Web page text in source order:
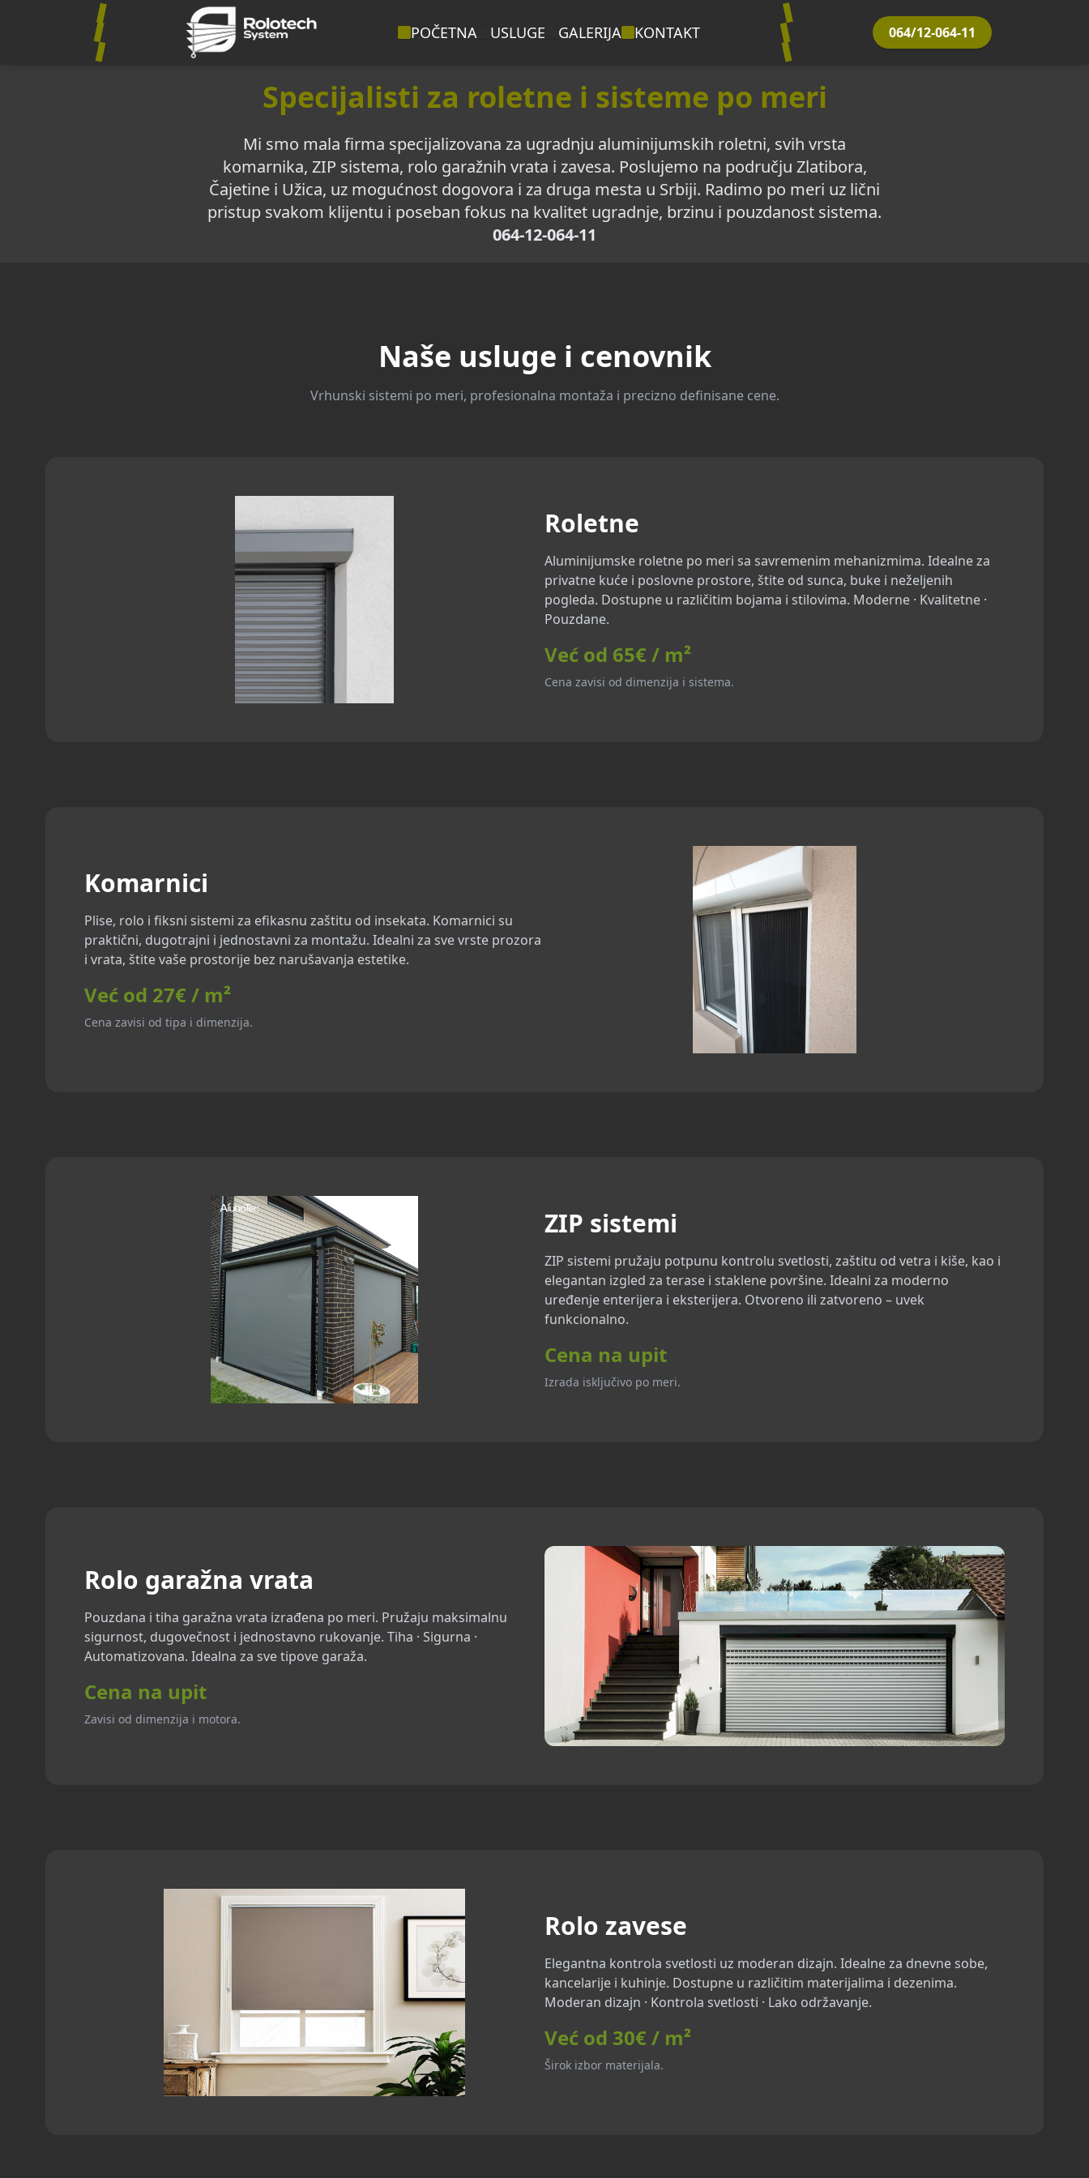
POČETNA USLUGE GALERIJA KONTAKT 064/12-064-11
Specijalisti za roletne i sisteme po meri
Mi smo mala firma specijalizovana za ugradnju aluminijumskih roletni, svih vrsta
komarnika, ZIP sistema, rolo garažnih vrata i zavesa. Poslujemo na području Zlatibora,
Čajetine i Užica, uz mogućnost dogovora i za druga mesta u Srbiji. Radimo po meri uz lični
pristup svakom klijentu i poseban fokus na kvalitet ugradnje, brzinu i pouzdanost sistema.
064-12-064-11
Naše usluge i cenovnik
Vrhunski sistemi po meri, profesionalna montaža i precizno definisane cene.
Roletne
Aluminijumske roletne po meri sa savremenim mehanizmima. Idealne za
privatne kuće i poslovne prostore, štite od sunca, buke i neželjenih
pogleda. Dostupne u različitim bojama i stilovima. Moderne · Kvalitetne ·
Pouzdane.
Već od 65€ / m²
Cena zavisi od dimenzija i sistema.
Komarnici
Plise, rolo i fiksni sistemi za efikasnu zaštitu od insekata. Komarnici su
praktični, dugotrajni i jednostavni za montažu. Idealni za sve vrste prozora
i vrata, štite vaše prostorije bez narušavanja estetike.
Već od 27€ / m²
Cena zavisi od tipa i dimenzija.
ZIP sistemi
ZIP sistemi pružaju potpunu kontrolu svetlosti, zaštitu od vetra i kiše, kao i
elegantan izgled za terase i staklene površine. Idealni za moderno
uređenje enterijera i eksterijera. Otvoreno ili zatvoreno – uvek
funkcionalno.
Cena na upit
Izrada isključivo po meri.
Rolo garažna vrata
Pouzdana i tiha garažna vrata izrađena po meri. Pružaju maksimalnu
sigurnost, dugovečnost i jednostavno rukovanje. Tiha · Sigurna ·
Automatizovana. Idealna za sve tipove garaža.
Cena na upit
Zavisi od dimenzija i motora.
Rolo zavese
Elegantna kontrola svetlosti uz moderan dizajn. Idealne za dnevne sobe,
kancelarije i kuhinje. Dostupne u različitim materijalima i dezenima.
Moderan dizajn · Kontrola svetlosti · Lako održavanje.
Već od 30€ / m²
Širok izbor materijala.